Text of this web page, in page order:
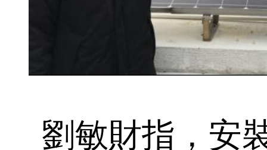
劉敏財指，安